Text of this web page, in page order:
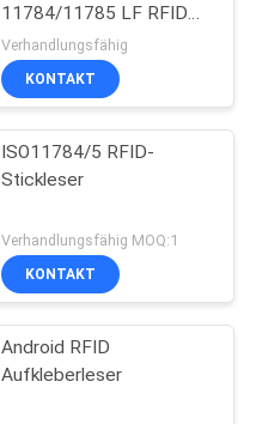
11784/11785 LF RFID
mit großer
Datenspeicherung
Verhandlungsfähig
KONTAKT
ISO11784/5 RFID-
Stickleser
Verhandlungsfähig MOQ:1
KONTAKT
Android RFID
Aufkleberleser